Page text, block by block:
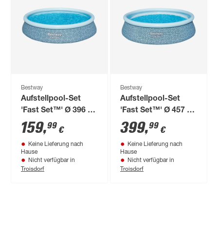
Bestway
Aufstellpool-Set
'Fast Set™' Ø 396 x
84 cm mit
Filterpumpe
159,99 €
Keine Lieferung nach
Hause
Nicht verfügbar in
Troisdorf
Bestway
Aufstellpool-Set
'Fast Set™' Ø 457 x
107 cm mit
Filterpumpe
399,99 €
Keine Lieferung nach
Hause
Nicht verfügbar in
Troisdorf